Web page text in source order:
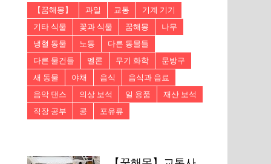
【꿈해몽】 과일 교통
기계 기기
기타 식물
꽃과 식물 꿈해몽
나무
냉혈 동물
노동
다른 동물들
다른 물건들
멜론 무기 화학
문방구
새 동물
야채 음식
음식과 음료
음악 댄스
의상 보석 일 용품
재산 보석
직장 공부
콩 포유류